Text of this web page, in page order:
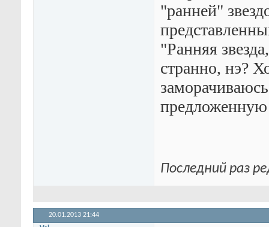
"ранней"
"Ранняя
странно, нэ?
Последний раз
20.01.2013 21:44